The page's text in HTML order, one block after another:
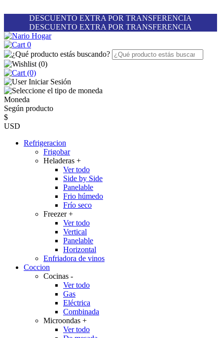
DESCUENTO EXTRA POR TRANSFERENCIA
DESCUENTO EXTRA POR TRANSFERENCIA
0
(0)
(0)
Iniciar Sesión
Moneda
Según producto
$
USD
Refrigeracion
Frigobar
Heladeras +
Ver todo
Side by Side
Panelable
Frio húmedo
Frío seco
Freezer+
Ver todo
Vertical
Panelable
Horizontal
Enfriadora de vinos
Coccion
Cocinas -
Ver todo
Gas
Eléctrica
Combinada
Microondas +
Ver todo